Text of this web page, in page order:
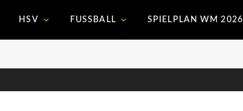
HSV FUSSBALL SPIELPLAN WM 2026